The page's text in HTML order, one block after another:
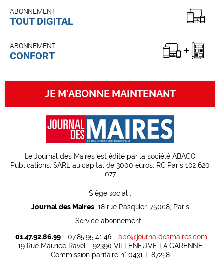
ABONNEMENT
TOUT DIGITAL
ABONNEMENT
CONFORT
JE M'ABONNE MAINTENANT
Le Journal des Maires est édité par la société ABACO
Publications, SARL au capital de 3000 euros, RC Paris 102 620
077
Siège social :
Journal des Maires, 18 rue Pasquier, 75008, Paris
Service abonnement :
01.47.92.86.99- 07.85.95.41.46 - abo@journaldesmaires.com
19 Rue Maurice Ravel - 92390 VILLENEUVE LA GARENNE
Commission paritaire n° 0431 T 87258